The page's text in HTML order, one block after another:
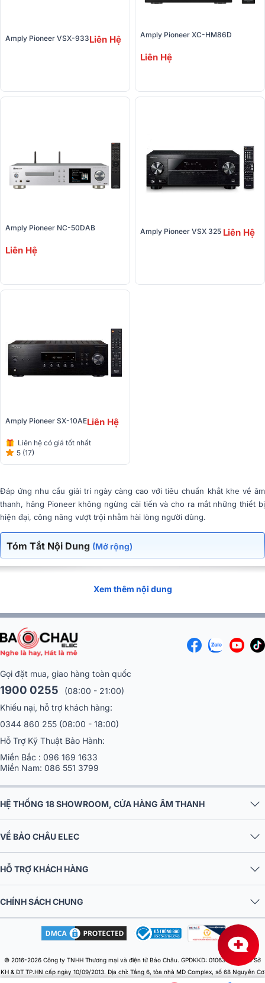
Amply Pioneer VSX-933Liên Hệ Amply Pioneer XC-HM86D
Liên Hệ
Amply Pioneer NC-50DAB
Liên Hệ
Liên Hệ
Amply Pioneer SX-10AELiên Hệ
Liên hệ có giá tốt nhất
5 (17)
Đáp ứng nhu cầu giải trí ngày càng cao với tiêu chuẩn khắt khe về âm
thanh, hãng Pioneer không ngừng cải tiến và cho ra mắt những thiết bị
hiện đại, công năng vượt trội nhằm hài lòng người dùng.
Tóm Tắt Nội Dung (Mở rộng)
Với vô vàng các dòng sản phẩm hiện có trên thị trường,
là một trong những lựa chọn tối ưu dành cho dòng nhạc vàng, trữ tình
quê hương, khẳng định vị thế của mình trong lòng tín đồ âm thanh.
Nguồn gốc, xuất xứ Amply Pioneer
Amply Pioneer là dòngamply nghe nhạcnổi tiếng trên toàn thế giới
Kawasaki, tỉnh Kanagawa, nằm trên đảo Honshu của Nhật Bản.
Xem thêm nội dung
Gọi đặt mua, giao hàng toàn quốc
1900 0255
(08:00 - 21:00)
Khiếu nại, hỗ trợ khách hàng:
0344 860 255 (08:00 - 18:00)
Hỗ Trợ Kỹ Thuật Bảo Hành:
Miền Bắc : 096 169 1633
Miền Nam: 086 551 3799
HỆ THỐNG 18 SHOWROOM, CỬA HÀNG ÂM THANH
VỀ BẢO CHÂU ELEC
HỖ TRỢ KHÁCH HÀNG
CHÍNH SÁCH CHUNG
© 2016-2026 Công ty TNHH Thương mại và điện tử Bảo Châu. GPDKKD: 0106303879 do Sở
KH & ĐT TP.HN cấp ngày 10/09/2013. Địa chỉ: Tầng 6, tòa nhà MD Complex, số 68 Nguyễn Cơ